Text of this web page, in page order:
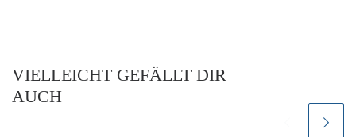
VIELLEICHT GEFÄLLT DIR
AUCH